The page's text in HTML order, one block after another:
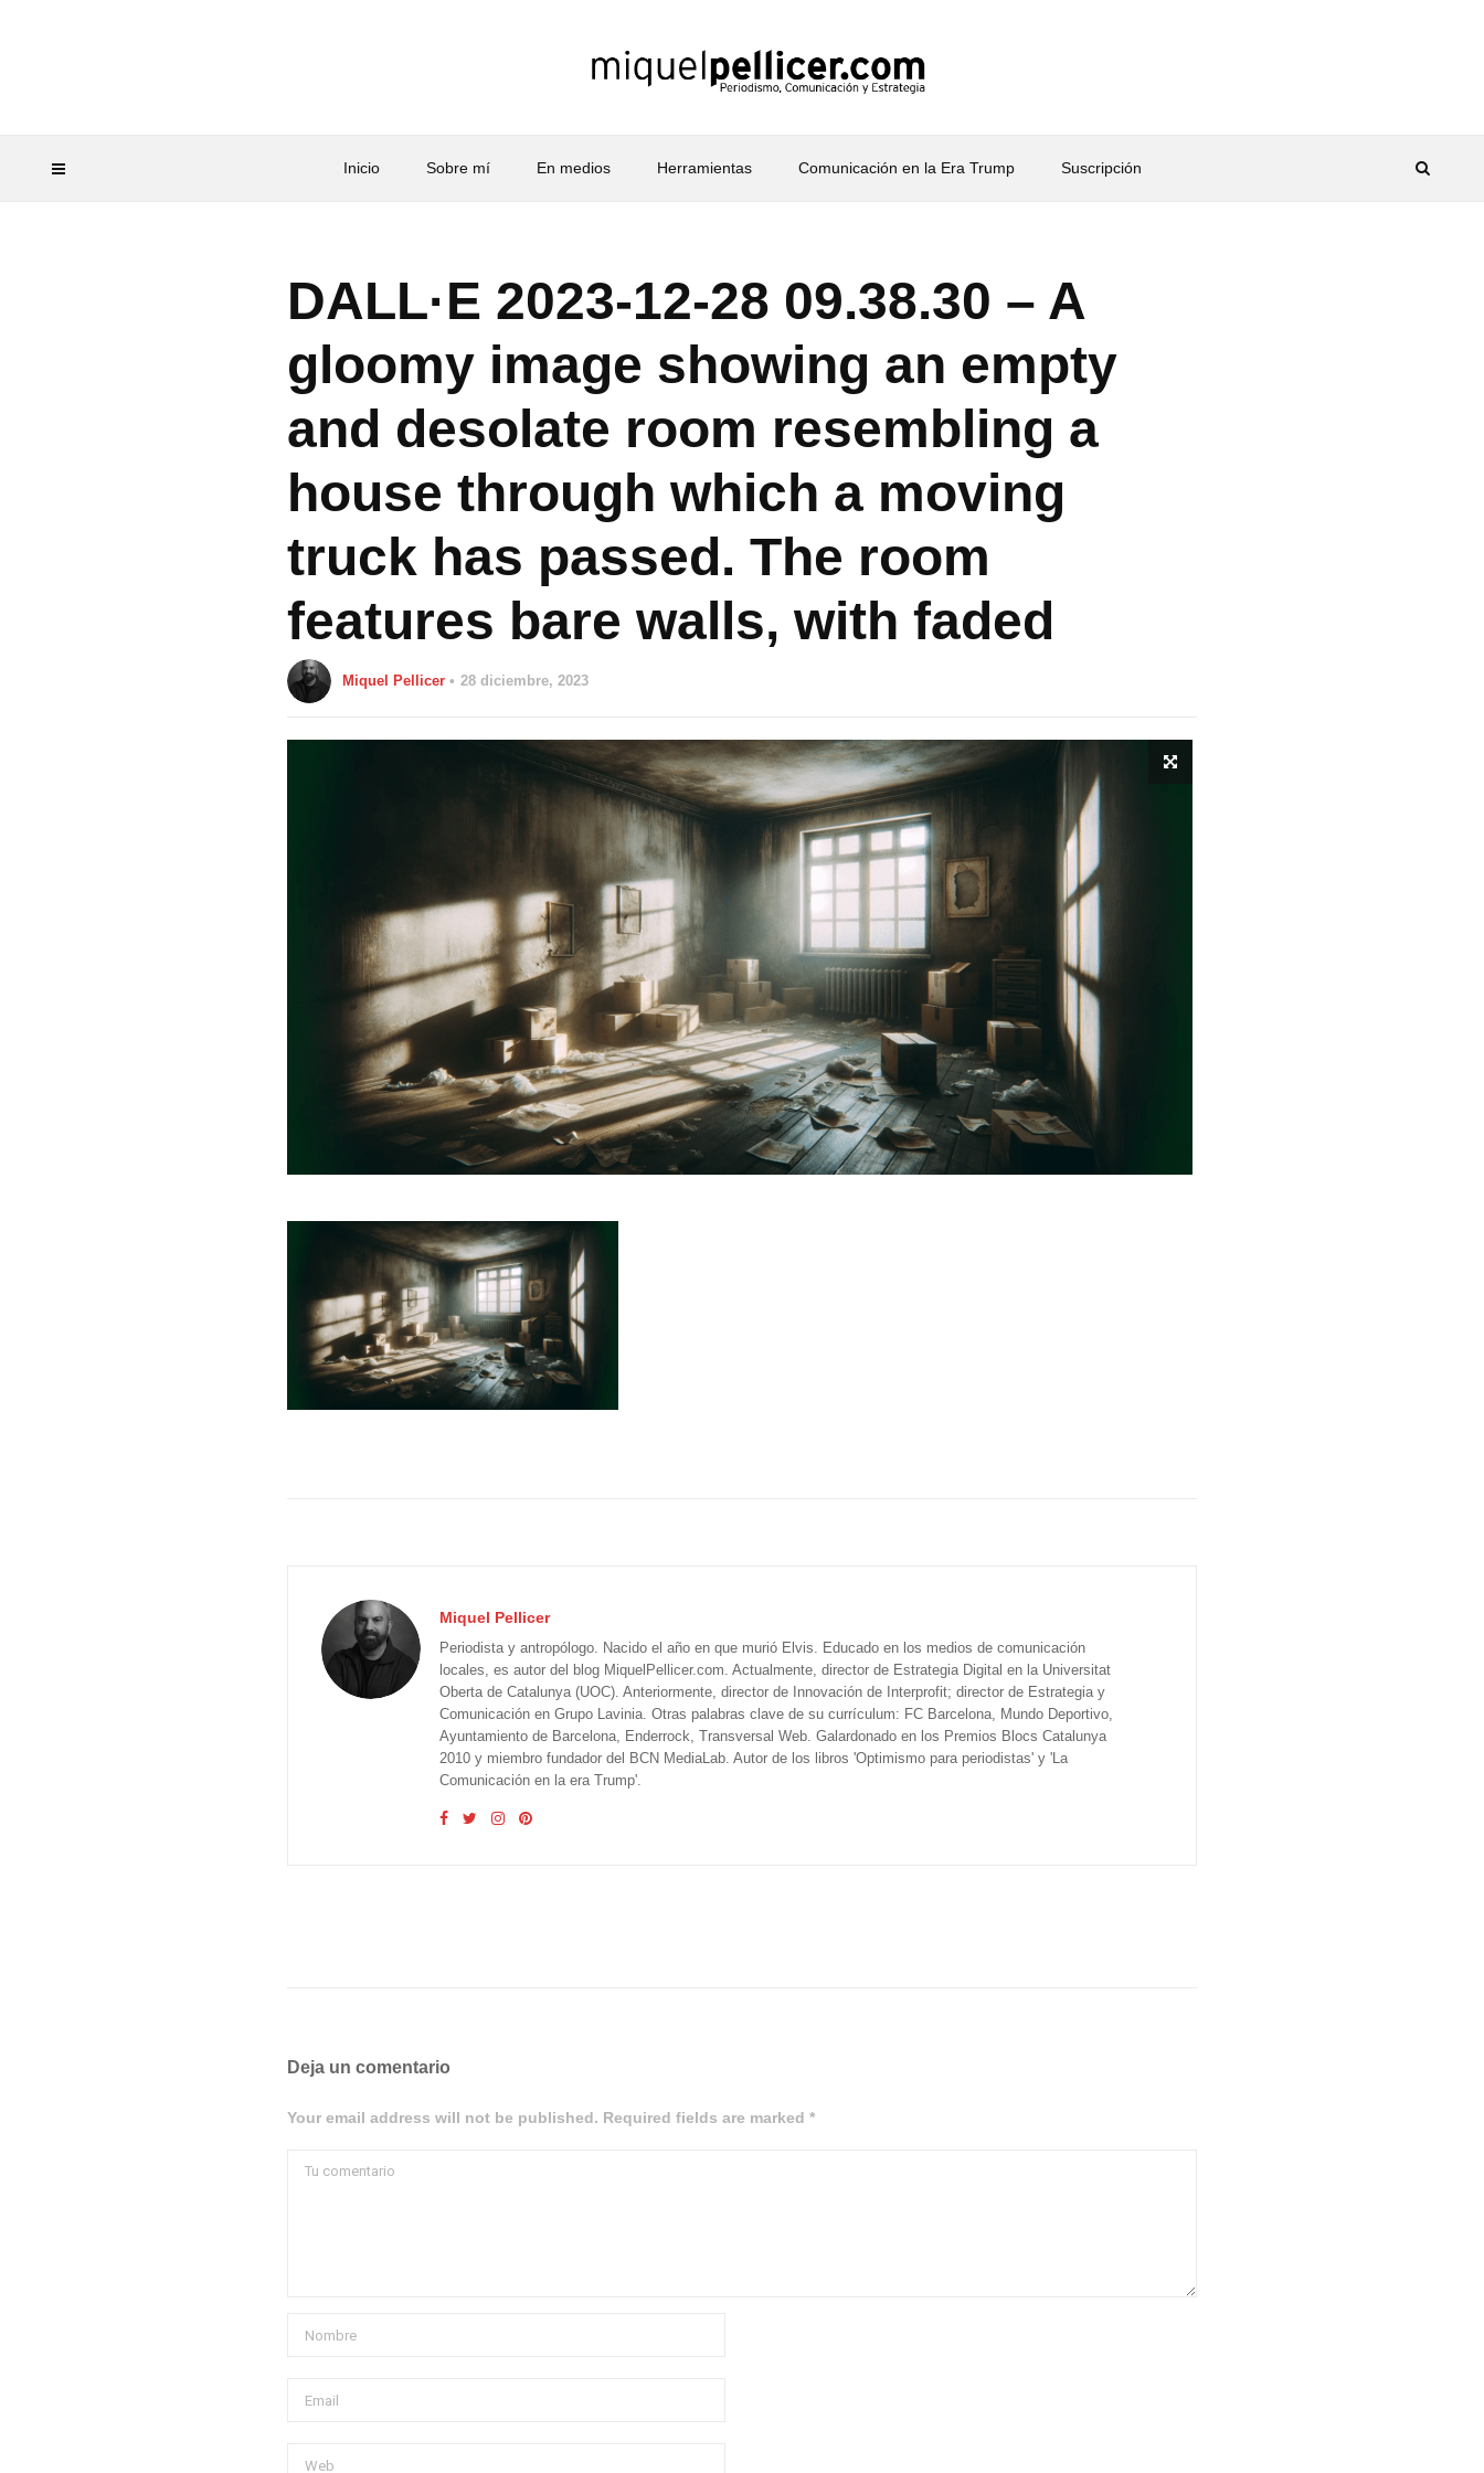
Inicio Sobre mí En medios Herramientas Comunicación en la Era Trump Suscripción
DALL·E 2023-12-28 09.38.30 – A
gloomy image showing an empty
and desolate room resembling a
house through which a moving
truck has passed. The room
features bare walls, with faded
Miquel Pellicer 28 diciembre, 2023
Miquel Pellicer
Periodista y antropólogo. Nacido el año en que murió Elvis. Educado en los medios de comunicación
locales, es autor del blog MiquelPellicer.com. Actualmente, director de Estrategia Digital en la Universitat
Oberta de Catalunya (UOC). Anteriormente, director de Innovación de Interprofit; director de Estrategia y
Comunicación en Grupo Lavinia. Otras palabras clave de su currículum: FC Barcelona, Mundo Deportivo,
Ayuntamiento de Barcelona, Enderrock, Transversal Web. Galardonado en los Premios Blocs Catalunya
2010 y miembro fundador del BCN MediaLab. Autor de los libros 'Optimismo para periodistas' y 'La
Comunicación en la era Trump'.
Deja un comentario
Your email address will not be published. Required fields are marked *